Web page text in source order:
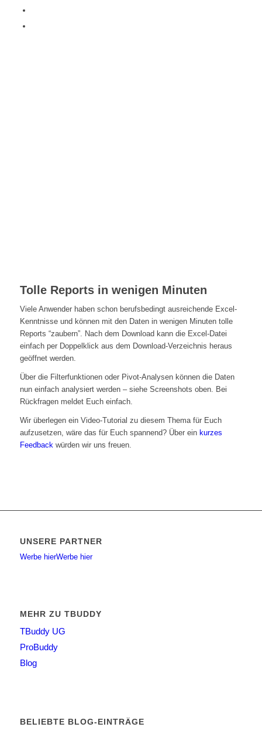
Tolle Reports in wenigen Minuten
Viele Anwender haben schon berufsbedingt ausreichende Excel-
Kenntnisse und können mit den Daten in wenigen Minuten tolle
Reports “zaubern”. Nach dem Download kann die Excel-Datei
einfach per Doppelklick aus dem Download-Verzeichnis heraus
geöffnet werden.
Über die Filterfunktionen oder Pivot-Analysen können die Daten
nun einfach analysiert werden – siehe Screenshots oben. Bei
Rückfragen meldet Euch einfach.
Wir überlegen ein Video-Tutorial zu diesem Thema für Euch
aufzusetzen, wäre das für Euch spannend? Über ein kurzes
Feedbackwürden wir uns freuen.
UNSERE PARTNER
Werbe hierWerbe hier
MEHR ZU TBUDDY
TBuddy UG
ProBuddy
Blog
BELIEBTE BLOG-EINTRÄGE